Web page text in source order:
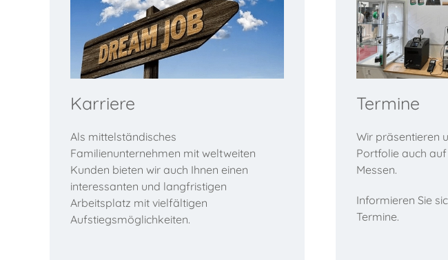
Karriere
Als mittelständisches
Familienunternehmen mit weltweiten
Kunden bieten wir auch Ihnen einen
interessanten und langfristigen
Arbeitsplatz mit vielfältigen
Aufstiegsmöglichkeiten.
Termine
Wir präsentieren
Portfolie auch
Messen.
Informieren Sie
Termine.